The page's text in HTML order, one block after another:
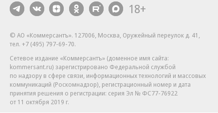
18+
© АО «Коммерсантъ». 127006, Москва, Оружейный переулок д. 41,
тел. +7 (495) 797-69-70.
Сетевое издание «Коммерсантъ» (доменное имя сайта:
kommersant.ru) зарегистрировано Федеральной службой
по надзору в сфере связи, информационных технологий и массовых
коммуникаций (Роскомнадзор), регистрационный номер и дата
принятия решения о регистрации: серия Эл № ФС77-76922
от 11 октября 2019 г.